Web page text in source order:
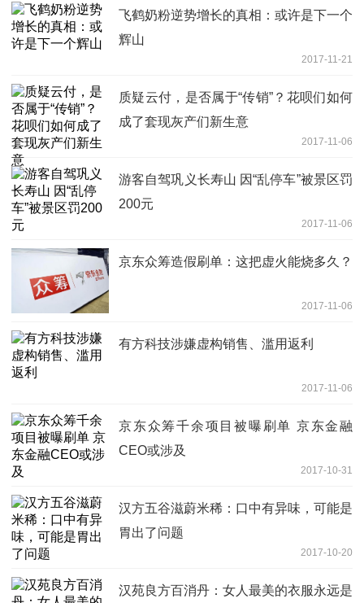
飞鹤奶粉逆势增长的真相：或许是下一个
辉山
2017-11-21
质疑云付，是否属于“传销”？花呗们如何
成了套现灰产们新生意
2017-11-06
游客自驾巩义长寿山 因“乱停车”被景区罚
200元
2017-11-06
京东众筹造假刷单：这把虚火能烧多久？
2017-11-06
有方科技涉嫌虚构销售、滥用返利
2017-11-06
京东众筹千余项目被曝刷单 京东金融
CEO或涉及
2017-10-31
汉方五谷滋蔚米稀：口中有异味，可能是
胃出了问题
2017-10-20
汉苑良方百消丹：女人最美的衣服永远是